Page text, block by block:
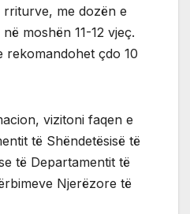
rriturve, me dozën e
moshën 11-12 vjeç.
rekomandohet çdo 10
vizitoni faqen e
të Shëndetësisë të
të Departamentit të
Njerëzore të